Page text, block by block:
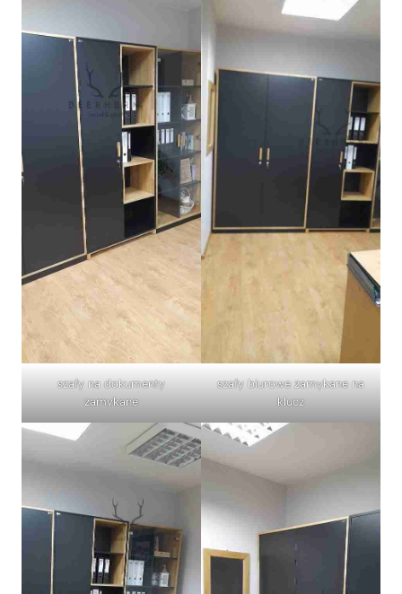
szafy na dokumenty
zamykane
szafy biurowe zamykane na
klucz